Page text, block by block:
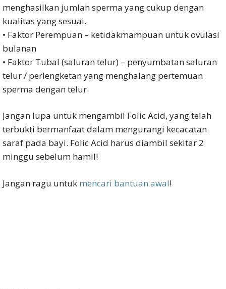
menghasilkan jumlah sperma yang cukup dengan
kualitas yang sesuai.
• Faktor Perempuan – ketidakmampuan untuk ovulasi
bulanan
• Faktor Tubal (saluran telur) – penyumbatan saluran
telur / perlengketan yang menghalang pertemuan
sperma dengan telur.
Jangan lupa untuk mengambil Folic Acid, yang telah
terbukti bermanfaat dalam mengurangi kecacatan
saraf pada bayi. Folic Acid harus diambil sekitar 2
minggu sebelum hamil!
Jangan ragu untuk mencari bantuan awal!